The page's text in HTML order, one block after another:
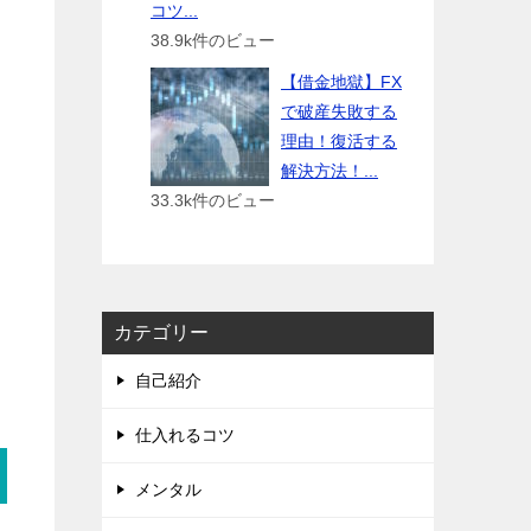
コツ...
38.9k件のビュー
【借金地獄】FX
で破産失敗する
理由！復活する
解決方法！...
33.3k件のビュー
カテゴリー
自己紹介
仕入れるコツ
メンタル